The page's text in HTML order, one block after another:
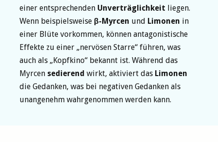
einer entsprechenden Unverträglichkeit liegen.
Wenn beispielsweise β-Myrcen und Limonen in
einer Blüte vorkommen, können antagonistische
Effekte zu einer „nervösen Starre“ führen, was
auch als „Kopfkino“ bekannt ist. Während das
Myrcen sedierend wirkt, aktiviert das Limonen
die Gedanken, was bei negativen Gedanken als
unangenehm wahrgenommen werden kann.